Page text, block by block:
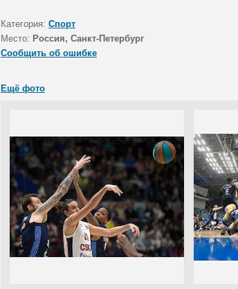
Категория: Спорт
Место: Россия, Санкт-Петербург
Сообщить об ошибке
Ещё фото